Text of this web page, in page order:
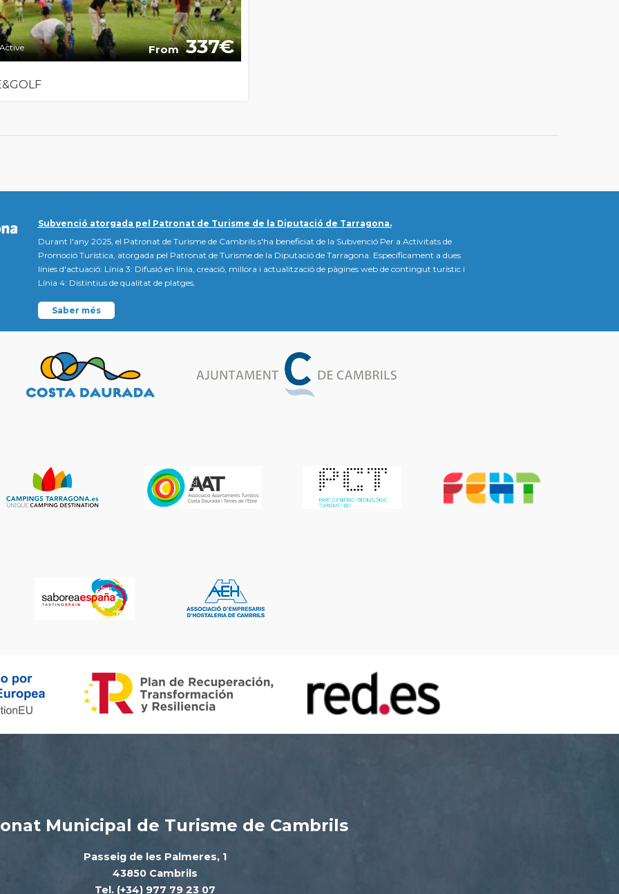
Active From 337
Subvenció atorgada pel Patronat de Turisme de la Diputació de Tarragona.
Durant l'any 2025, el Patronat de Turisme de Cambrils s'ha beneficiat de la Subvenció Per a Activitats de
Promoció Turística, atorgada pel Patronat de Turisme de la Diputació de Tarragona. Específicament a dues
línies d'actuació: Línia 3: Difusió en línia, creació, millora i actualització de pàgines web de contingut turístic i
Línia 4: Distintius de qualitat de platges.
Saber més
Municipal de Turisme de Cambrils
Passeig de les Palmeres, 1
43850 Cambrils
Tel. (+34) 977 79 23 07